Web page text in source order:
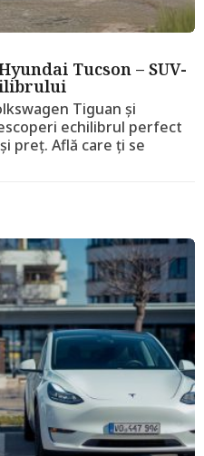
Tucson – SUV-
Tiguan și
echilibrul perfect
preț. Află care ți se